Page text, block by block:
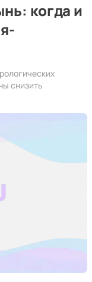
когда и
снизить